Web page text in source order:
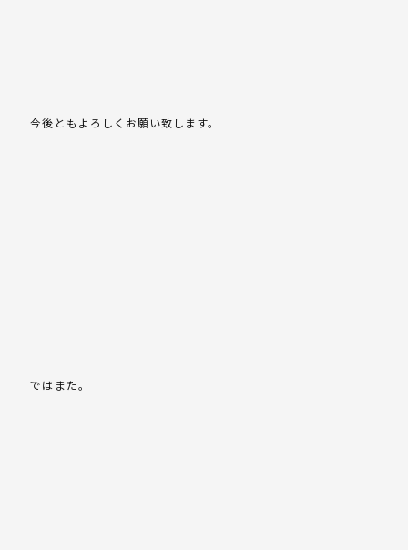
今後ともよろしくお願い致します。
ではまた。